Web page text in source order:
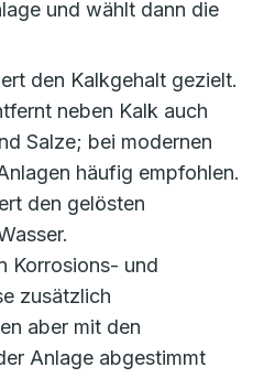
und wählt dann die
den Kalkgehalt gezielt.
neben Kalk auch
Salze; bei modernen
häufig empfohlen.
den gelösten
Korrosions- und
zusätzlich
aber mit den
Anlage abgestimmt